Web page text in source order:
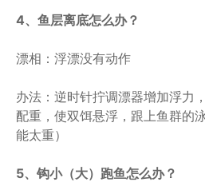
4、鱼层离底怎么办？
漂相：浮漂没有动作
办法：逆时针拧调漂器增加浮力
配重，使双饵悬浮，跟上鱼群的
能太重）
5、钩小（大）跑鱼怎么办？